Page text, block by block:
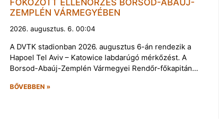
FOKOZOTT ELLENŐRZÉS BORSOD-ABAÚJ-
ZEMPLÉN VÁRMEGYÉBEN
2026. augusztus. 6. 00:04
A DVTK stadionban 2026. augusztus 6-án rendezik a
Hapoel Tel Aviv – Katowice labdarúgó mérkőzést. A
Borsod-Abaúj-Zemplén Vármegyei Rendőr-főkapitán…
BŐVEBBEN »